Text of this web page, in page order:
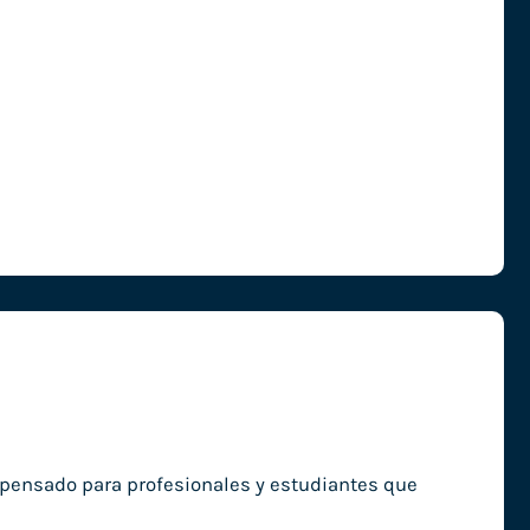
para profesionales y estudiantes que